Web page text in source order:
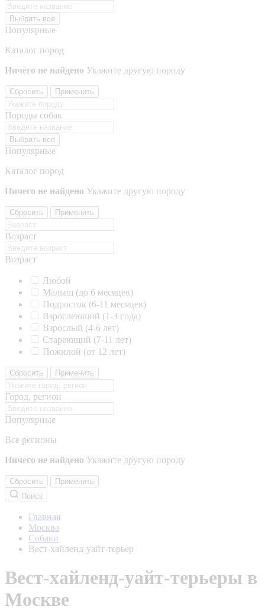
Выбрать все
Популярные
Каталог пород
Ничего не найдено Укажите другую породу
Сбросить Применить
Породы собак
Выбрать все
Популярные
Каталог пород
Ничего не найдено Укажите другую породу
Сбросить Применить
Возраст
Возраст
Любой
Малыш (до 6 месяцев)
Подросток (6-11 месяцев)
Взрослеющий (1-3 года)
Взрослый (4-6 лет)
Стареющий (7-11 лет)
Пожилой (от 12 лет)
Сбросить Применить
Город, регион
Популярные
Все регионы
Ничего не найдено Укажите другую породу
Сбросить
Применить
Поиск
Главная
Москва
Собаки
Вест-хайленд-уайт-терьер
Вест-хайленд-уайт-терьеры в
Москве